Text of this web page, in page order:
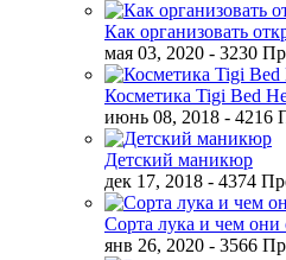
Как организовать
мая 03, 2020 - 3230
Косметика Tigi Bed
июнь 08, 2018 - 4216
Детский маникюр
дек 17, 2018 - 4374
Сорта лука и чем они
янв 26, 2020 - 3566